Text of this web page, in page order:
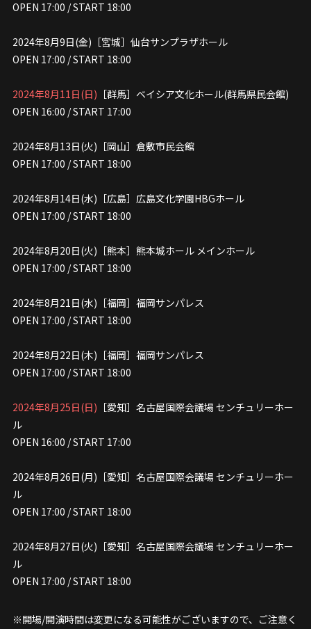
OPEN 17:00 / START 18:00
2024年8月9日(金)［宮城］仙台サンプラザホール
OPEN 17:00 / START 18:00
2024年8月11日(日) ［群馬］ベイシア文化ホール(群馬県民会館)
OPEN 16:00 / START 17:00
2024年8月13日(火)［岡山］倉敷市民会館
OPEN 17:00 / START 18:00
2024年8月14日(水)［広島］広島文化学園HBGホール
OPEN 17:00 / START 18:00
2024年8月20日(火)［熊本］熊本城ホール メインホール
OPEN 17:00 / START 18:00
2024年8月21日(水)［福岡］福岡サンパレス
OPEN 17:00 / START 18:00
2024年8月22日(木)［福岡］福岡サンパレス
OPEN 17:00 / START 18:00
2024年8月25日(日) ［愛知］名古屋国際会議場 センチュリーホー
ル
OPEN 16:00 / START 17:00
2024年8月26日(月)［愛知］名古屋国際会議場 センチュリーホー
ル
OPEN 17:00 / START 18:00
2024年8月27日(火)［愛知］名古屋国際会議場 センチュリーホー
ル
OPEN 17:00 / START 18:00
※開場/開演時間は変更になる可能性がございますので、ご注意く